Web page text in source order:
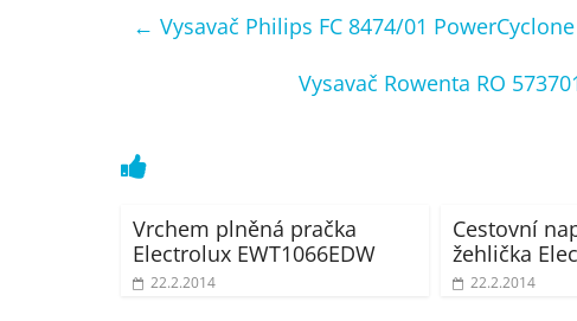
notebooky,
← Vysavač Philips FC 8474/01 PowerCyclone
Vysavač Rowenta RO
Vrchem plněná pračka
Electrolux EWT1066EDW
22.2.2014
Cestovní
žehlička
22.2.2014